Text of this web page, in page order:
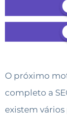
O próximo
completo a
existem vários